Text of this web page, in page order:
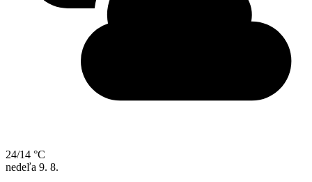
24/14 °C
nedeľa 9. 8.